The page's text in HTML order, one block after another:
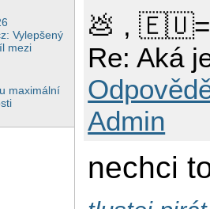
Vylepšený
mezi
maximální
💩 ,
Re: Aká
Admin
nechci